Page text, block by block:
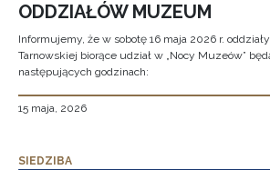
ODDZIAŁÓW MUZEUM
Informujemy, że w sobotę 16 maja 2026 r.
Tarnowskiej biorące udział w „Nocy Muzeów”
następujących godzinach:
15 maja, 2026
SIEDZIBA